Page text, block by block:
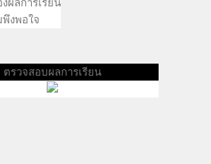
ผลการเรียน
งพอใจ
ตรวจสอบผลการเรียน